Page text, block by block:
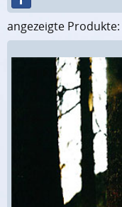
angezeigte Produkte: